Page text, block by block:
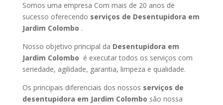
Somos uma empresa Com mais de 20 anos de
sucesso oferecendo serviços de Desentupidora em
Jardim Colombo .
Nosso objetivo principal da Desentupidora em
Jardim Colombo é executar todos os serviços com
seriedade, agilidade, garantia, limpeza e qualidade.
Os principais diferenciais dos nossos serviços de
desentupidora em Jardim Colombo são nossa